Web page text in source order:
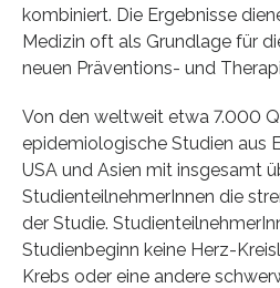
kombiniert. Die Ergebnisse
Medizin oft als Grundlage für
neuen Präventions- und
Von den weltweit etwa 7.000
epidemiologische Studien aus
USA und Asien mit insgesamt
StudienteilnehmerInnen die
der Studie.
Studienbeginn keine Herz-
Krebs oder eine andere